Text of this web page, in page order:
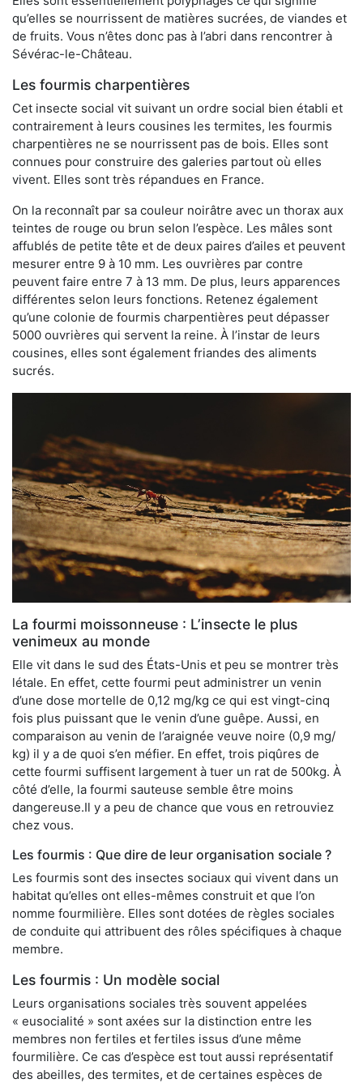
qu’elles se nourrissent de matières sucrées, de viandes et
de fruits. Vous n’êtes donc pas à l’abri dans rencontrer à
Sévérac-le-Château.
Les fourmis charpentières
Cet insecte social vit suivant un ordre social bien établi et
contrairement à leurs cousines les termites, les fourmis
charpentières ne se nourrissent pas de bois. Elles sont
connues pour construire des galeries partout où elles
vivent. Elles sont très répandues en France.
On la reconnaît par sa couleur noirâtre avec un thorax aux
teintes de rouge ou brun selon l’espèce. Les mâles sont
affublés de petite tête et de deux paires d’ailes et peuvent
mesurer entre 9 à 10 mm. Les ouvrières par contre
peuvent faire entre 7 à 13 mm. De plus, leurs apparences
différentes selon leurs fonctions. Retenez également
qu’une colonie de fourmis charpentières peut dépasser
5000 ouvrières qui servent la reine. À l’instar de leurs
cousines, elles sont également friandes des aliments
sucrés.
La fourmi moissonneuse : L’insecte le plus
venimeux au monde
Elle vit dans le sud des États-Unis et peu se montrer très
létale. En effet, cette fourmi peut administrer un venin
d’une dose mortelle de 0,12 mg/kg ce qui est vingt-cinq
fois plus puissant que le venin d’une guêpe. Aussi, en
comparaison au venin de l’araignée veuve noire (0,9 mg/
kg) il y a de quoi s’en méfier. En effet, trois piqûres de
cette fourmi suffisent largement à tuer un rat de 500kg. À
côté d’elle, la fourmi sauteuse semble être moins
dangereuse.Il y a peu de chance que vous en retrouviez
chez vous.
Les fourmis : Que dire de leur organisation sociale ?
Les fourmis sont des insectes sociaux qui vivent dans un
habitat qu’elles ont elles-mêmes construit et que l’on
nomme fourmilière. Elles sont dotées de règles sociales
de conduite qui attribuent des rôles spécifiques à chaque
membre.
Les fourmis : Un modèle social
Leurs organisations sociales très souvent appelées
« eusocialité » sont axées sur la distinction entre les
membres non fertiles et fertiles issus d’une même
fourmilière. Ce cas d’espèce est tout aussi représentatif
des abeilles, des termites, et de certaines espèces de